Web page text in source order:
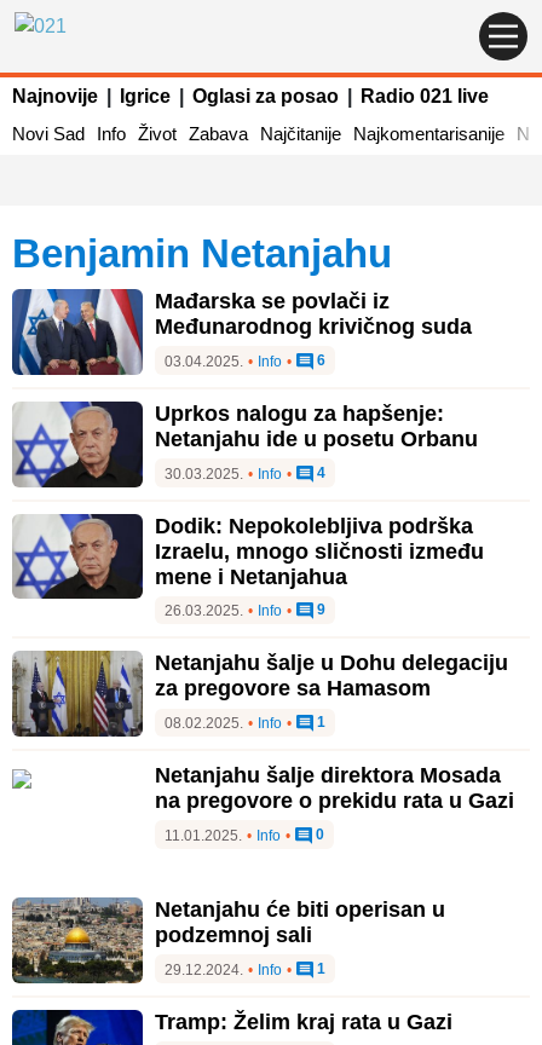
Najnovije Igrice Oglasi za posao
Radio 021 live
Novi Sad
Info Život Zabava Najčitanije Najkomentarisanije
Benjamin Netanjahu
Mađarska se povlači iz
Međunarodnog krivičnog suda
03.04.2025. • Info • 6
Uprkos nalogu za hapšenje:
Netanjahu ide u posetu Orbanu
30.03.2025. • Info • 4
Dodik: Nepokolebljiva podrška
Izraelu, mnogo sličnosti između
mene i Netanjahua
26.03.2025. • Info • 9
Netanjahu šalje u Dohu delegaciju
za pregovore sa Hamasom
08.02.2025. • Info • 1
Netanjahu šalje direktora Mosada
na pregovore o prekidu rata u Gazi
11.01.2025. • Info • 0
Netanjahu će biti operisan u
podzemnoj sali
29.12.2024. • Info • 1
Tramp: Želim kraj rata u Gazi